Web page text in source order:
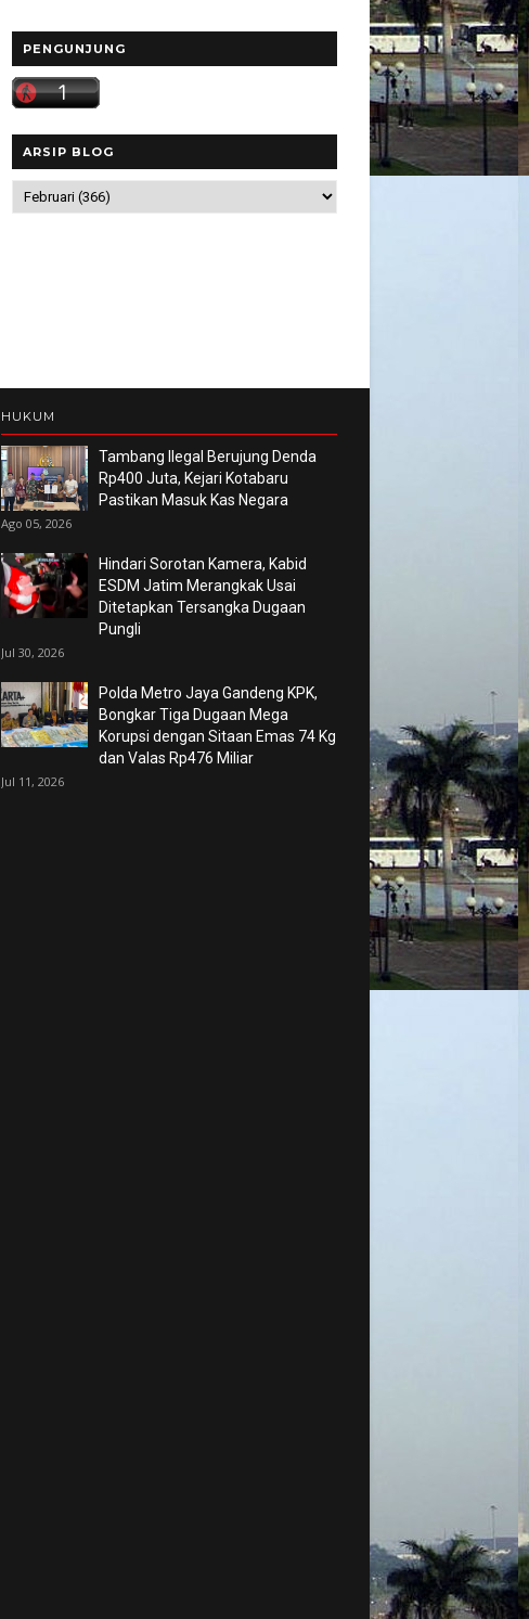
PENGUNJUNG
ARSIP BLOG
HUKUM
Tambang Ilegal Berujung Denda
Rp400 Juta, Kejari Kotabaru
Pastikan Masuk Kas Negara
Ago 05, 2026
Hindari Sorotan Kamera, Kabid
ESDM Jatim Merangkak Usai
Ditetapkan Tersangka Dugaan
Pungli
Jul 30, 2026
Polda Metro Jaya Gandeng KPK,
Bongkar Tiga Dugaan Mega
Korupsi dengan Sitaan Emas 74 Kg
dan Valas Rp476 Miliar
Jul 11, 2026